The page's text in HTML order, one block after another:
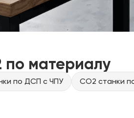
по материалу
по ДСП с ЧПУ CO2 станки